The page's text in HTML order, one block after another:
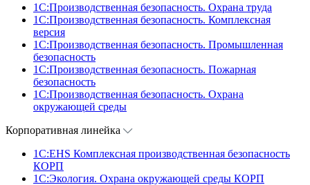
1C:Производственная безопасность. Охрана труда
1C:Производственная безопасность. Комплексная
версия
1C:Производственная безопасность. Промышленная
безопасность
1C:Производственная безопасность. Пожарная
безопасность
1C:Производственная безопасность. Охрана
окружающей среды
Корпоративная линейка
1С:EHS Комплексная производственная безопасность
КОРП
1С:Экология. Охрана окружающей среды КОРП